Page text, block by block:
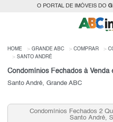
O PORTAL DE IMÓVEIS DO
HOME GRANDE ABC COMPRAR
SANTO ANDRÉ
Condomínios Fechados à Venda
Santo André, Grande ABC
Condomínios Fechados 2 Quartos
Santo André, SP para